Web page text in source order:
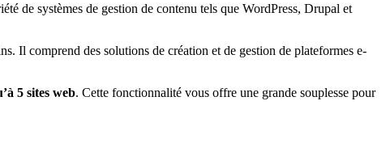
de systèmes de gestion de contenu tels que WordPress, Drupal et
Il comprend des solutions de création et de gestion de plateformes e-
5 sites web. Cette fonctionnalité vous offre une grande souplesse pour